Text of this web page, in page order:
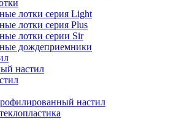
лотки серия Light
лотки серия Plus
лотки серии Sir
дождеприемники
настил
настил